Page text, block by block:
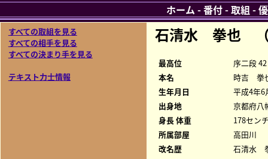
すべての取組を見る
すべての相手を見る
すべての決まり手を見る
テキスト力士情報
石清水 拳也
最高位
序二段 42
本名
時吉 拳
生年月日
平成4年6
出身地
京都府八
身長 体重
178セン
所属部屋
高田川
改名歴
石清水
ホーム -番付-取組 -